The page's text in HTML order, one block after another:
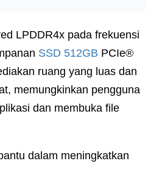
LPDDR4x pada frekuensi
SSD 512GB PCIe®
ruang yang luas dan
memungkinkan pengguna
dan membuka file
dalam meningkatkan